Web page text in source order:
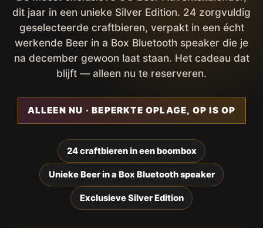
dit jaar in een unieke Silver Edition. 24 zorgvuldig
geselecteerde craftbieren, verpakt in een écht
werkende Beer in a Box Bluetooth speaker die je
na december gewoon laat staan. Het cadeau dat
blijft — alleen nu te reserveren.
ALLEEN NU · BEPERKTE OPLAGE, OP IS OP
24 craftbieren in een boombox
Unieke Beer in a Box Bluetooth speaker
Exclusieve Silver Edition